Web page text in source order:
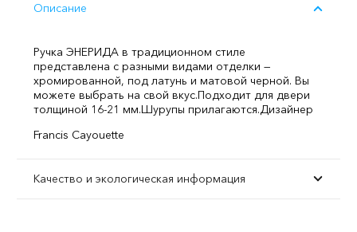
Описание
Ручка ЭНЕРИДА в традиционном стиле
представлена с разными видами отделки —
хромированной, под латунь и матовой черной. Вы
можете выбрать на свой вкус.Подходит для двери
толщиной 16-21 мм.Шурупы прилагаются.Дизайнер
Francis Cayouette
Качество и экологическая информация